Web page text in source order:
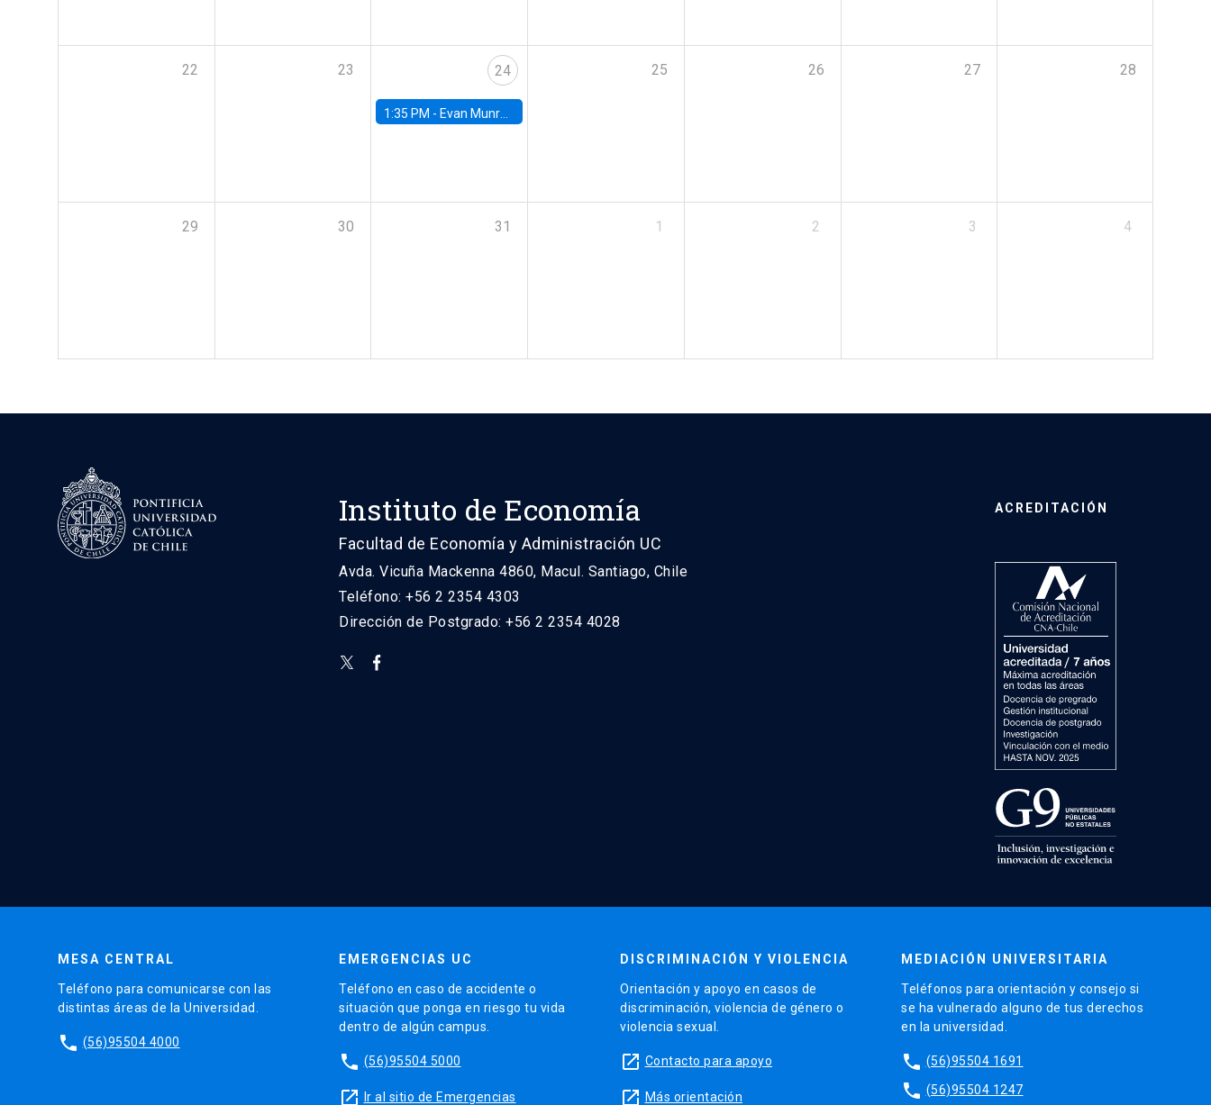
22 23 24
1:35 PM - Evan Munro, Neyman Visiting Assistant Professor in the Department of Statistics at UC Berkeley
25 26 27 28
29 30 31 1 2 3 4
Instituto de Economía
Facultad de Economía y Administración UC
Avda. Vicuña Mackenna 4860, Macul. Santiago, Chile
Teléfono: +56 2 2354 4303
Dirección de Postgrado: +56 2 2354 4028
ACREDITACIÓN
MESA CENTRAL
Teléfono para comunicarse con las
distintas áreas de la Universidad.
phone (56)95504 4000
EMERGENCIAS UC
Teléfono en caso de accidente o
situación que ponga en riesgo tu vida
dentro de algún campus.
phone (56)95504 5000
launch Ir al sitio de Emergencias
DISCRIMINACIÓN Y VIOLENCIA
Orientación y apoyo en casos de
discriminación, violencia de género o
violencia sexual.
launch Contacto para apoyo
launch Más orientación
MEDIACIÓN UNIVERSITARIA
Teléfonos para orientación y consejo si
se ha vulnerado alguno de tus derechos
en la universidad.
phone (56)95504 1691
phone (56)95504 1247